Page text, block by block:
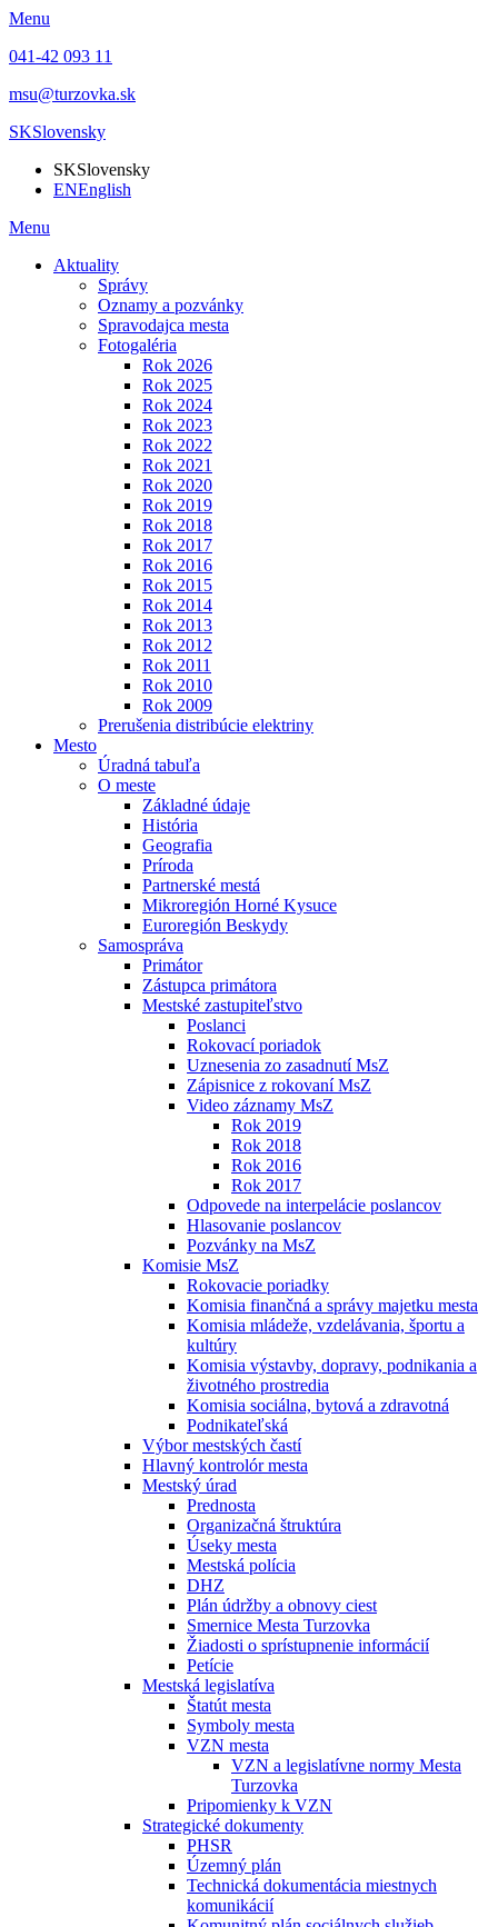
Menu
041-42 093 11
msu@turzovka.sk
SKSlovensky
SKSlovensky
ENEnglish
Menu
Aktuality
Správy
Oznamy a pozvánky
Spravodajca mesta
Fotogaléria
Rok 2026
Rok 2025
Rok 2024
Rok 2023
Rok 2022
Rok 2021
Rok 2020
Rok 2019
Rok 2018
Rok 2017
Rok 2016
Rok 2015
Rok 2014
Rok 2013
Rok 2012
Rok 2011
Rok 2010
Rok 2009
Prerušenia distribúcie elektriny
Mesto
Úradná tabuľa
O meste
Základné údaje
História
Geografia
Príroda
Partnerské mestá
Mikroregión Horné Kysuce
Euroregión Beskydy
Samospráva
Primátor
Zástupca primátora
Mestské zastupiteľstvo
Poslanci
Rokovací poriadok
Uznesenia zo zasadnutí MsZ
Zápisnice z rokovaní MsZ
Video záznamy MsZ
Rok 2019
Rok 2018
Rok 2016
Rok 2017
Odpovede na interpelácie poslancov
Hlasovanie poslancov
Pozvánky na MsZ
Komisie MsZ
Rokovacie poriadky
Komisia finančná a správy majetku mesta
Komisia mládeže, vzdelávania, športu a
kultúry
Komisia výstavby, dopravy, podnikania a
životného prostredia
Komisia sociálna, bytová a zdravotná
Podnikateľská
Výbor mestských častí
Hlavný kontrolór mesta
Mestský úrad
Prednosta
Organizačná štruktúra
Úseky mesta
Mestská polícia
DHZ
Plán údržby a obnovy ciest
Smernice Mesta Turzovka
Žiadosti o sprístupnenie informácií
Petície
Mestská legislatíva
Štatút mesta
Symboly mesta
VZN mesta
VZN a legislatívne normy Mesta
Turzovka
Pripomienky k VZN
Strategické dokumenty
PHSR
Územný plán
Technická dokumentácia miestnych
komunikácií